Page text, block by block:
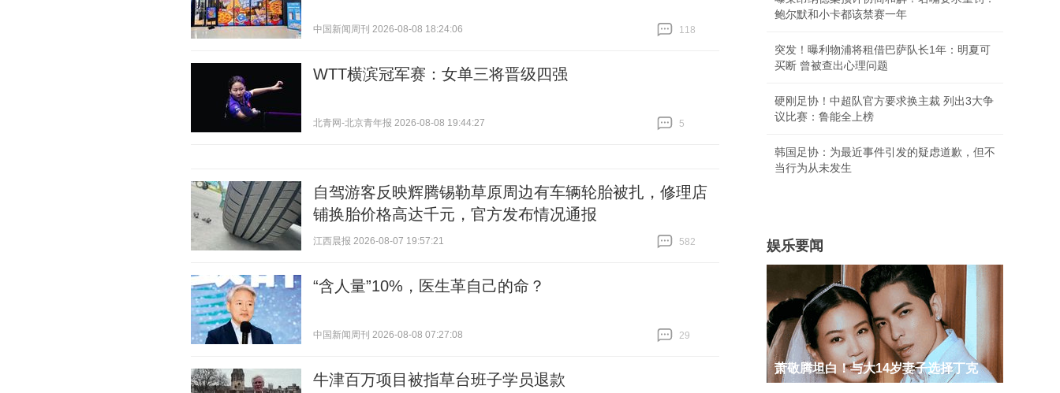
中国新闻周刊 2026-08-08 18:24:06
118
WTT横滨冠军赛：女单三将晋级四强
北青网-北京青年报 2026-08-08 19:44:27
5
自驾游客反映辉腾锡勒草原周边有车辆轮胎被扎，修理店
铺换胎价格高达千元，官方发布情况通报
江西晨报 2026-08-07 19:57:21
582
“含人量”10%，医生革自己的命？
中国新闻周刊 2026-08-08 07:27:08
29
牛津百万项目被指草台班子学员退款
鲍尔默和小卡都该禁赛一年
突发！曝利物浦将租借巴萨队长1年：明夏可
买断 曾被查出心理问题
硬刚足协！中超队官方要求换主裁 列出3大争
议比赛：鲁能全上榜
韩国足协：为最近事件引发的疑虑道歉，但不
当行为从未发生
娱乐要闻
萧敬腾坦白！与大14岁妻子选择丁克